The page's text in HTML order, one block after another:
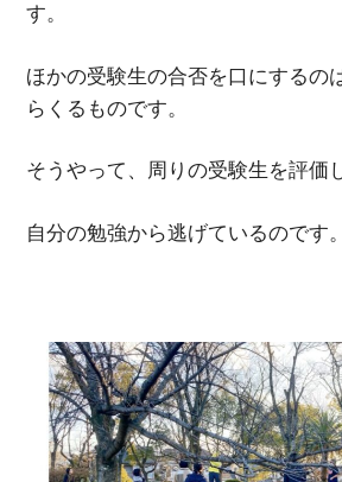
す。
ほかの受験生の合否を口にするの
らくるものです。
そうやって、周りの受験生を評価
自分の勉強から逃げているのです。